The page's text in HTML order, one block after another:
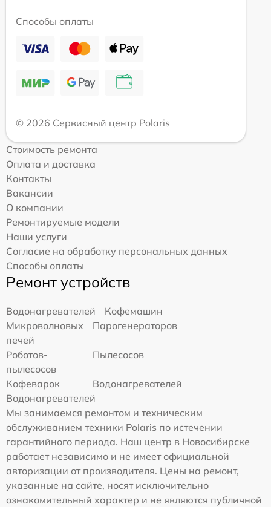
Способы оплаты
© 2026 Сервисный центр Polaris
Стоимость ремонта
Оплата и доставка
Контакты
Вакансии
О компании
Ремонтируемые модели
Наши услуги
Согласие на обработку персональных данных
Способы оплаты
Ремонт устройств
Водонагревателей
Кофемашин
Микроволновых
печей
Парогенераторов
Роботов-
пылесосов
Пылесосов
Кофеварок
Водонагревателей
Водонагревателей
Мы занимаемся ремонтом и техническим
обслуживанием техники Polaris по истечении
гарантийного периода. Наш центр в Новосибирске
работает независимо и не имеет официальной
авторизации от производителя. Цены на ремонт,
указанные на сайте, носят исключительно
ознакомительный характер и не являются публичной